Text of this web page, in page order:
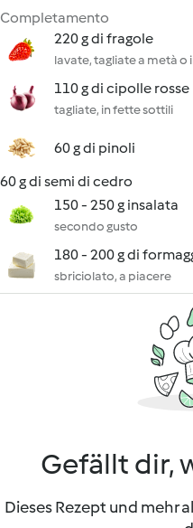
Completamento
220 g di fragole
lavate, tagliate a metà o
110 g di cipolle rosse
tagliate, in fette sottili
60 g di pinoli
60 g di semi di cedro
150 - 250 g insalata
secondo gusto
180 - 200 g di
sbriciolato, a piacere
Gefällt dir,
Dieses Rezept und mehr